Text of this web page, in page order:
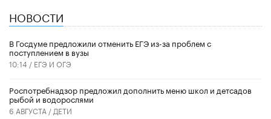
НОВОСТИ
В Госдуме предложили отменить ЕГЭ из-за проблем с
поступлением в вузы
10:14 / ЕГЭ И ОГЭ
Роспотребнадзор предложил дополнить меню школ и детсадов
рыбой и водорослями
6 АВГУСТА / ДЕТИ